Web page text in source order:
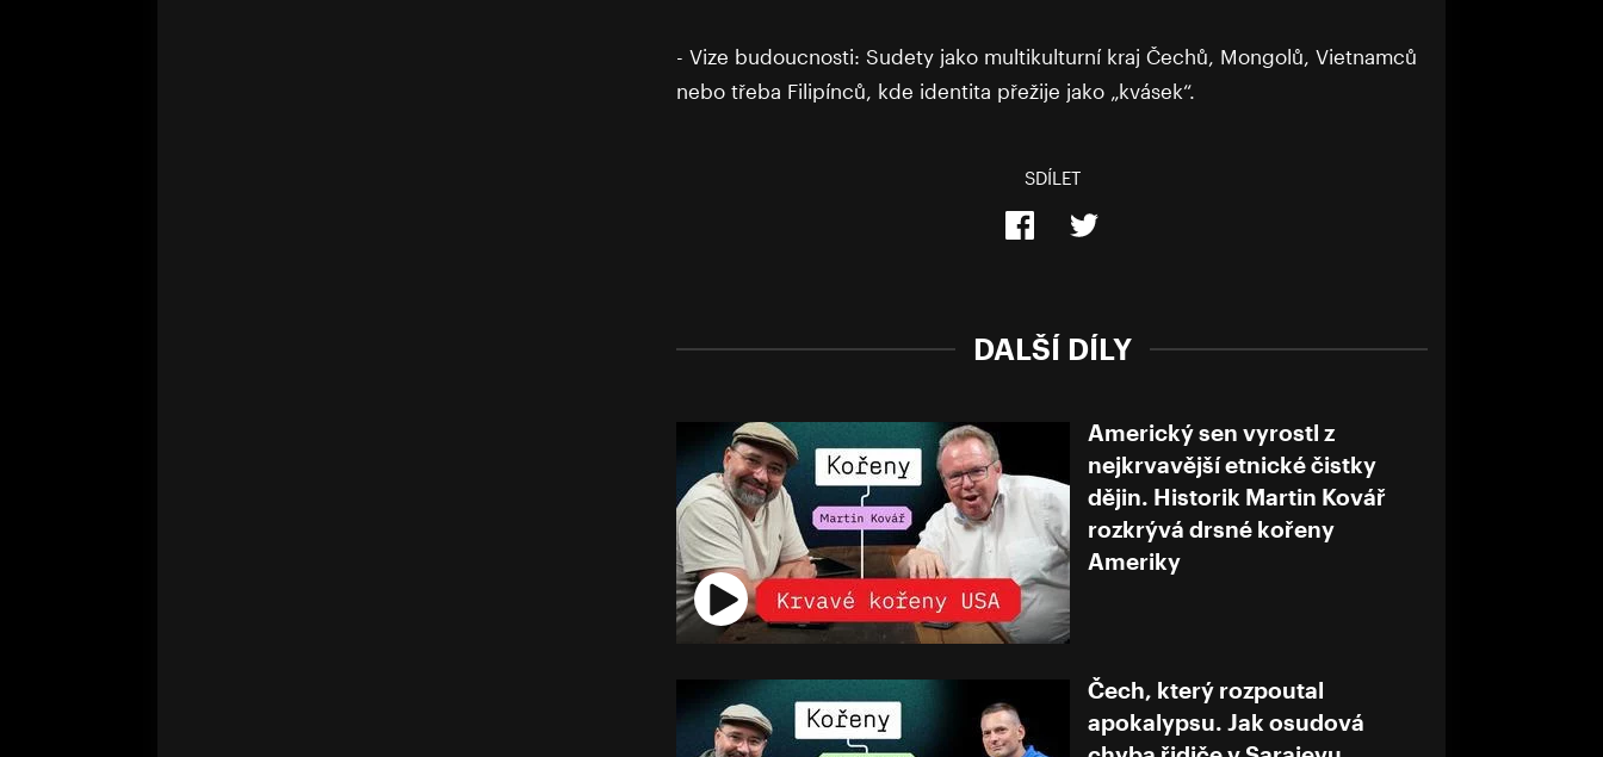
- Vize budoucnosti: Sudety jako multikulturní kraj Čechů, Mongolů, Vietnamců
nebo třeba Filipínců, kde identita přežije jako „kvásek“.
SDÍLET
DALŠÍ DÍLY
Americký sen vyrostl z
nejkrvavější etnické čistky
dějin. Historik Martin Kovář
rozkrývá drsné kořeny
Ameriky
Čech, který rozpoutal
apokalypsu. Jak osudová